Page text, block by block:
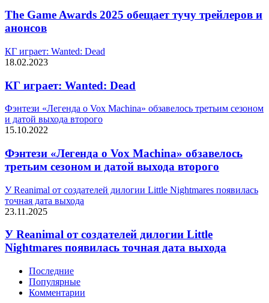
The Game Awards 2025 обещает тучу трейлеров и
анонсов
КГ играет: Wanted: Dead
18.02.2023
КГ играет: Wanted: Dead
Фэнтези «Легенда о Vox Machina» обзавелось третьим сезоном
и датой выхода второго
15.10.2022
Фэнтези «Легенда о Vox Machina» обзавелось
третьим сезоном и датой выхода второго
У Reanimal от создателей дилогии Little Nightmares появилась
точная дата выхода
23.11.2025
У Reanimal от создателей дилогии Little
Nightmares появилась точная дата выхода
Последние
Популярные
Комментарии